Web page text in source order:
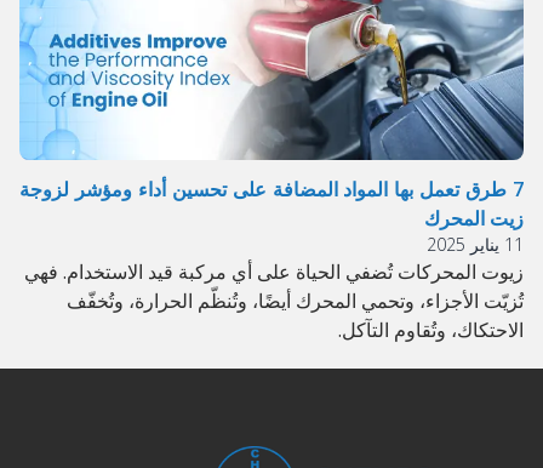
7 طرق تعمل بها المواد المضافة على تحسين أداء ومؤشر لزوجة
زيت المحرك
11 يناير 2025
زيوت المحركات تُضفي الحياة على أي مركبة قيد الاستخدام. فهي
تُزيّت الأجزاء، وتحمي المحرك أيضًا، وتُنظّم الحرارة، وتُخفّف
الاحتكاك، وتُقاوم التآكل.